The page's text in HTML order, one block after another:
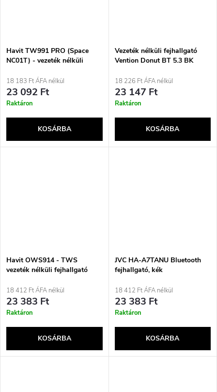
Havit TW991 PRO (Space
NC01T) - vezeték nélküli
(szürke)
18 183 Ft ÁFA nélkül
23 092 Ft
Raktáron
KOSÁRBA
Vezeték nélküli fejhallgató
Vention Donut BT 5.3 BK
18 226 Ft ÁFA nélkül
23 147 Ft
Raktáron
KOSÁRBA
Havit OWS914 - TWS
vezeték nélküli fejhallgató
18 412 Ft ÁFA nélkül
23 383 Ft
Raktáron
KOSÁRBA
JVC HA-A7TANU Bluetooth
fejhallgató, kék
18 412 Ft ÁFA nélkül
23 383 Ft
Raktáron
KOSÁRBA